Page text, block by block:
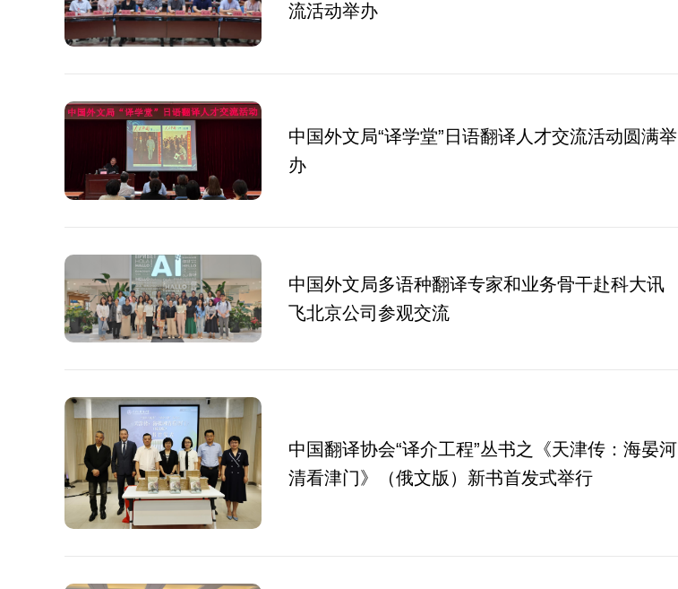
流活动举办
中国外文局“译学堂”日语翻译人才交流活动圆满举
办
中国外文局多语种翻译专家和业务骨干赴科大讯
飞北京公司参观交流
中国翻译协会“译介工程”丛书之《天津传：海晏河
清看津门》（俄文版）新书首发式举行